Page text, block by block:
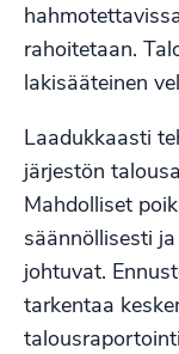
rahoitetaan.
lakisääteinen
Laadukkaasti
järjestön
Mahdolliset
säännöllisesti
johtuvat.
tarkentaa